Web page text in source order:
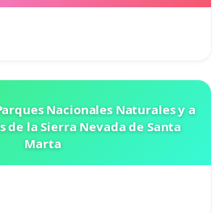
Nacionales Naturales y a
de la Sierra Nevada de Santa
Marta